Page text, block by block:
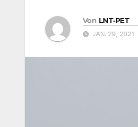
Von LNT-PET
JAN. 29, 2021